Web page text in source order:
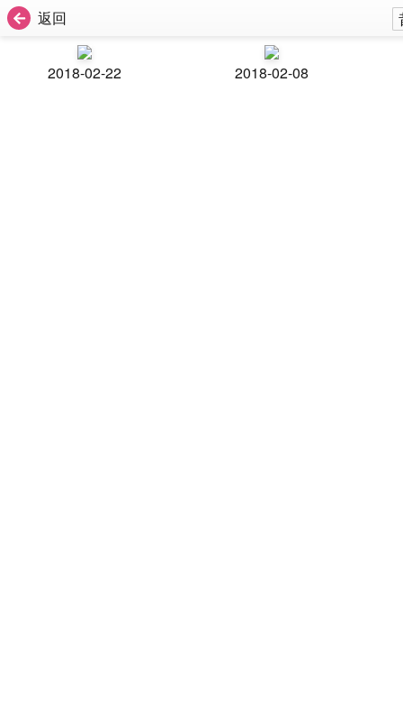
返回
2018-02-22 2018-02-08